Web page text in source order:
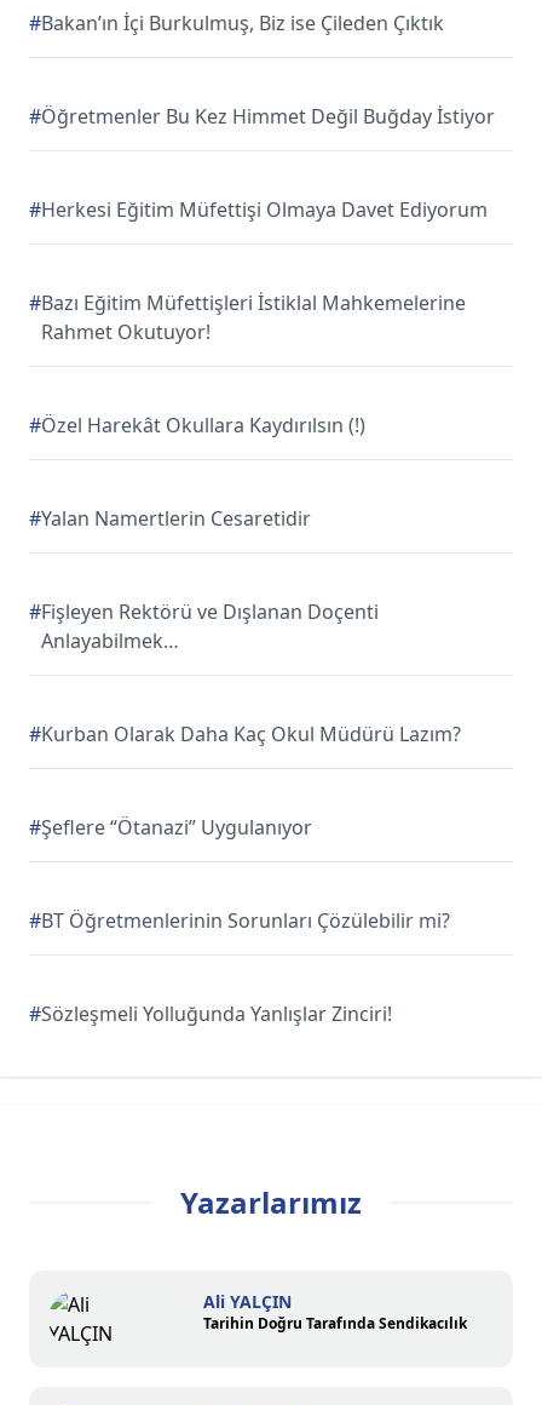
#Bakan’ın İçi Burkulmuş, Biz ise Çileden Çıktık
#Öğretmenler Bu Kez Himmet Değil Buğday İstiyor
#Herkesi Eğitim Müfettişi Olmaya Davet Ediyorum
#Bazı Eğitim Müfettişleri İstiklal Mahkemelerine
Rahmet Okutuyor!
#Özel Harekât Okullara Kaydırılsın (!)
#Yalan Namertlerin Cesaretidir
#Fişleyen Rektörü ve Dışlanan Doçenti
Anlayabilmek…
#Kurban Olarak Daha Kaç Okul Müdürü Lazım?
#Şeflere “Ötanazi” Uygulanıyor
#BT Öğretmenlerinin Sorunları Çözülebilir mi?
#Sözleşmeli Yolluğunda Yanlışlar Zinciri!
Yazarlarımız
Ali YALÇIN
Tarihin Doğru Tarafında Sendikacılık